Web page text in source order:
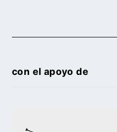
con el apoyo de